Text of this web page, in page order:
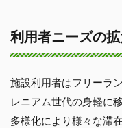
利用者ニーズの
施設利用者はフリーラ
レニアム世代の身軽に
多様化により様々な滞